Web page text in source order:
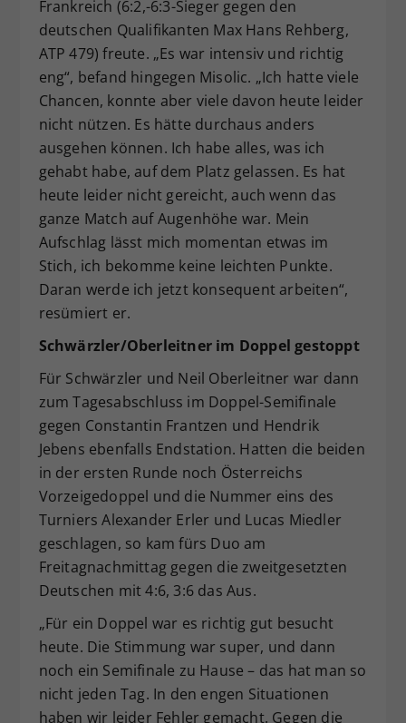
Frankreich (6:2,-6:3-Sieger gegen den
deutschen Qualifikanten Max Hans Rehberg,
ATP 479) freute. „Es war intensiv und richtig
eng“, befand hingegen Misolic. „Ich hatte viele
Chancen, konnte aber viele davon heute leider
nicht nützen. Es hätte durchaus anders
ausgehen können. Ich habe alles, was ich
gehabt habe, auf dem Platz gelassen. Es hat
heute leider nicht gereicht, auch wenn das
ganze Match auf Augenhöhe war. Mein
Aufschlag lässt mich momentan etwas im
Stich, ich bekomme keine leichten Punkte.
Daran werde ich jetzt konsequent arbeiten“,
resümiert er.
Schwärzler/Oberleitner im Doppel gestoppt
Für Schwärzler und Neil Oberleitner war dann
zum Tagesabschluss im Doppel-Semifinale
gegen Constantin Frantzen und Hendrik
Jebens ebenfalls Endstation. Hatten die beiden
in der ersten Runde noch Österreichs
Vorzeigedoppel und die Nummer eins des
Turniers Alexander Erler und Lucas Miedler
geschlagen, so kam fürs Duo am
Freitagnachmittag gegen die zweitgesetzten
Deutschen mit 4:6, 3:6 das Aus.
„Für ein Doppel war es richtig gut besucht
heute. Die Stimmung war super, und dann
noch ein Semifinale zu Hause – das hat man so
nicht jeden Tag. In den engen Situationen
haben wir leider Fehler gemacht. Gegen die